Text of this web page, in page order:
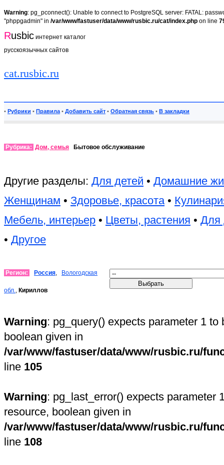
Warning: pg_pconnect(): Unable to connect to PostgreSQL server: FATAL:
"phppgadmin" in /var/www/fastuser/data/www/rusbic.ru/cat/index.php on line
Rusbic интернет каталог
русскоязычных сайтов
cat.rusbic.ru
• Рубрики • Правила • Добавить сайт • Обратная связь • В закладки
Рубрика: Дом, семья Бытовое обслуживание
Другие разделы: Для детей • Домашние
Женщинам • Здоровье, красота•
Мебель, интерьер • Цветы, растения • Для
• Другое
Регион: Россия, Вологодская
обл., Кириллов
Warning: pg_query() expects parameter 1 to
boolean given in
/var/www/fastuser/data/www/rusbic.ru/
line 105
Warning: pg_last_error() expects parameter
resource, boolean given in
/var/www/fastuser/data/www/rusbic.ru/
line 108